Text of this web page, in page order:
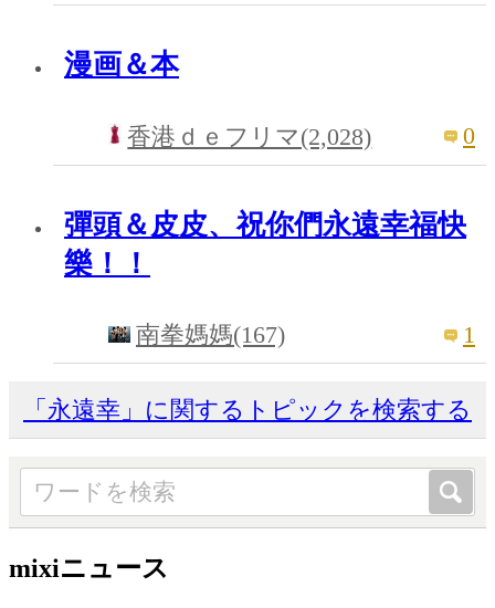
漫画＆本
香港ｄｅフリマ(2,028) 0
彈頭＆皮皮、祝你們永遠幸福快
樂！！
南拳媽媽(167) 1
「永遠幸」に関するトピックを検索する
mixiニュース